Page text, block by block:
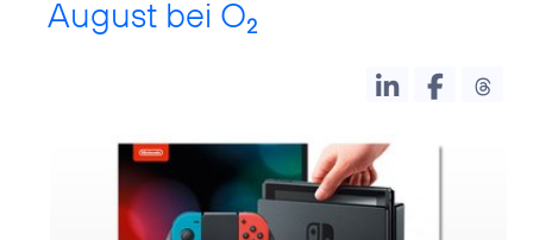
August bei O2